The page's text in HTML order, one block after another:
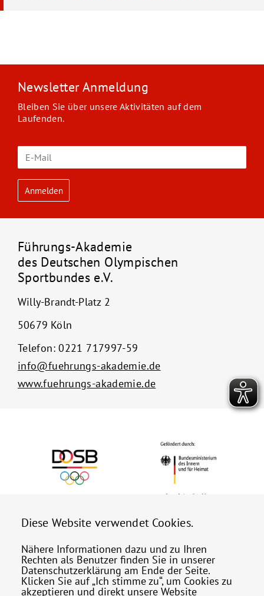
Diese Website verwendet Cookies.
Nähere Informationen dazu und zu Ihren
Rechten als Benutzer finden Sie in unserer
Datenschutzerklärung am Ende der Seite.
Klicken Sie auf „Ich stimme zu“, um Cookies zu
akzeptieren und direkt unsere Website
Newsletter Anmeldung
Bleiben Sie über unsere Aktivitäten auf dem
Laufenden.
Führungs-Akademie
des Deutschen Olympischen
Sportbundes e.V.
Willy-Brandt-Platz 2
50679 Köln
Telefon: 0221 717997-59
info@fuehrungs-akademie.de
www.fuehrungs-akademie.de